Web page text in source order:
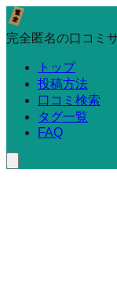
完全匿名の口コミ
トップ
投稿方法
口コミ検索
タグ一覧
FAQ